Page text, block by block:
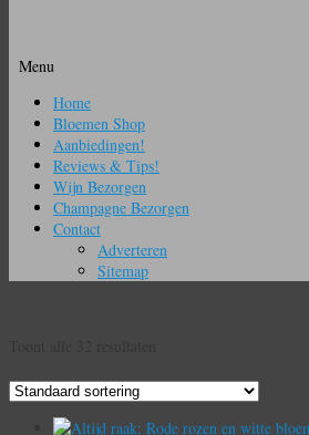
Menu
inhoud
Home
Bloemen Shop
Aanbiedingen!
Reviews & Tips!
Wijn Bezorgen
Champagne Bezorgen
Contact
Adverteren
Sitemap